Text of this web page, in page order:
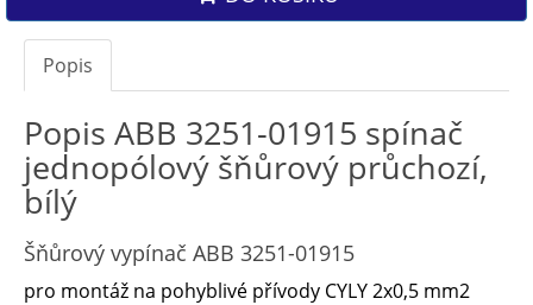
Popis
Popis ABB 3251-01915 spínač
jednopólový šňůrový průchozí,
bílý
Šňůrový vypínač ABB 3251-01915
pro montáž na pohyblivé přívody CYLY 2x0,5 mm2